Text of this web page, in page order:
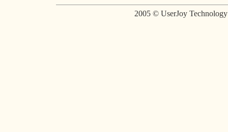
2005 © UserJoy